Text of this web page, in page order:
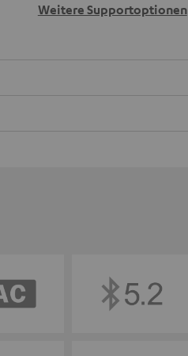
Weitere Supportoptionen